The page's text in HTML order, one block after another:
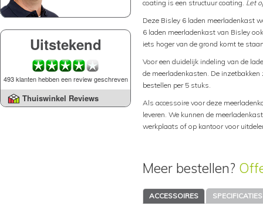
Uitstekend
493 klanten hebben een review geschreven
Thuiswinkel Reviews
coating is een structuur coating. Let
Deze Bisley 6 laden meerladenkast
6 laden meerladenkast van Bisley
iets hoger van de grond komt te
Voor een duidelijk indeling van de
de meerladenkasten. De
bestellen per 5 stuks.
Als accessoire voor deze
leveren. We kunnen de
werkplaats of op kantoor voor
Meer bestellen?
ACCESSOIRES SPECIFICATIES